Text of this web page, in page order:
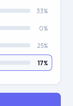
33%
0%
25%
17%